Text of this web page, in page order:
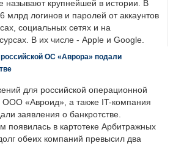
называют крупнейшей в истории. В
млрд логинов и паролей от аккаунтов
социальных сетях и на
В их числе - Apple и Google.
ОС «Аврора» подали
для российской операционной
ООО «Авроид», а также IT-компания
заявления о банкротстве.
появилась в картотеке Арбитражных
обеих компаний превысил два